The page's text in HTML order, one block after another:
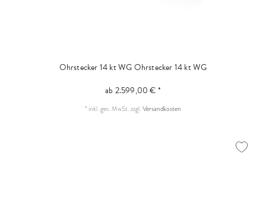
Ohrstecker 14 kt WGOhrstecker 14 kt WG
ab 2.599,00 € *
* inkl. ges. MwSt.zzgl.Versandkosten